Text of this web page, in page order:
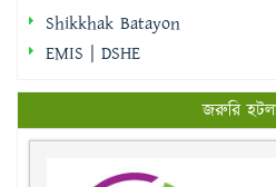
Shikkhak Batayon
EMIS | DSHE
জরুরি